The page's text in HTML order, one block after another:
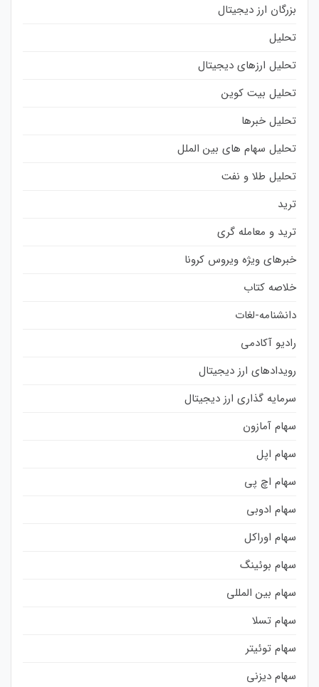
بزرگان ارز دیجیتال
تحلیل
تحلیل ارزهای دیجیتال
تحلیل بیت کوین
تحلیل خبرها
تحلیل سهام های بین الملل
تحلیل طلا و نفت
ترید
ترید و معامله گری
خبرهای ویژه ویروس کرونا
خلاصه کتاب
دانشنامه-لغات
رادیو آکادمی
رویدادهای ارز دیجیتال
سرمایه گذاری ارز دیجیتال
سهام آمازون
سهام اپل
سهام اچ پی
سهام ادوبی
سهام اوراکل
سهام بوئینگ
سهام بین المللی
سهام تسلا
سهام توئیتر
سهام دیزنی